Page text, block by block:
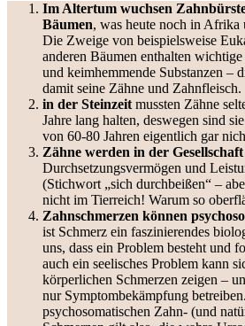
Im Altertum wuchsen
Bäumen, was heute noch in Afrika
Die Zweige von beispielsweise
anderen Bäumen enthalten
und keimhemmende Substanzen –
damit seine Zähne und Zahnfleisch.
in der Steinzeit mussten Zähne
Jahre lang halten, deswegen sind
von 60-80 Jahren eigentlich gar
Zähne werden in der Gesellschaft
Durchsetzungsvermögen und
(Stichwort „sich durchbeißen“ –
nicht im Tierreich! Warum so
Zahnschmerzen können
ist Schmerz ein faszinierendes
uns, dass ein Problem besteht und
auch ein seelisches Problem kann
körperlichen Schmerzen zeigen –
nur Symptombekämpfung
psychosomatischen Zahn- (und